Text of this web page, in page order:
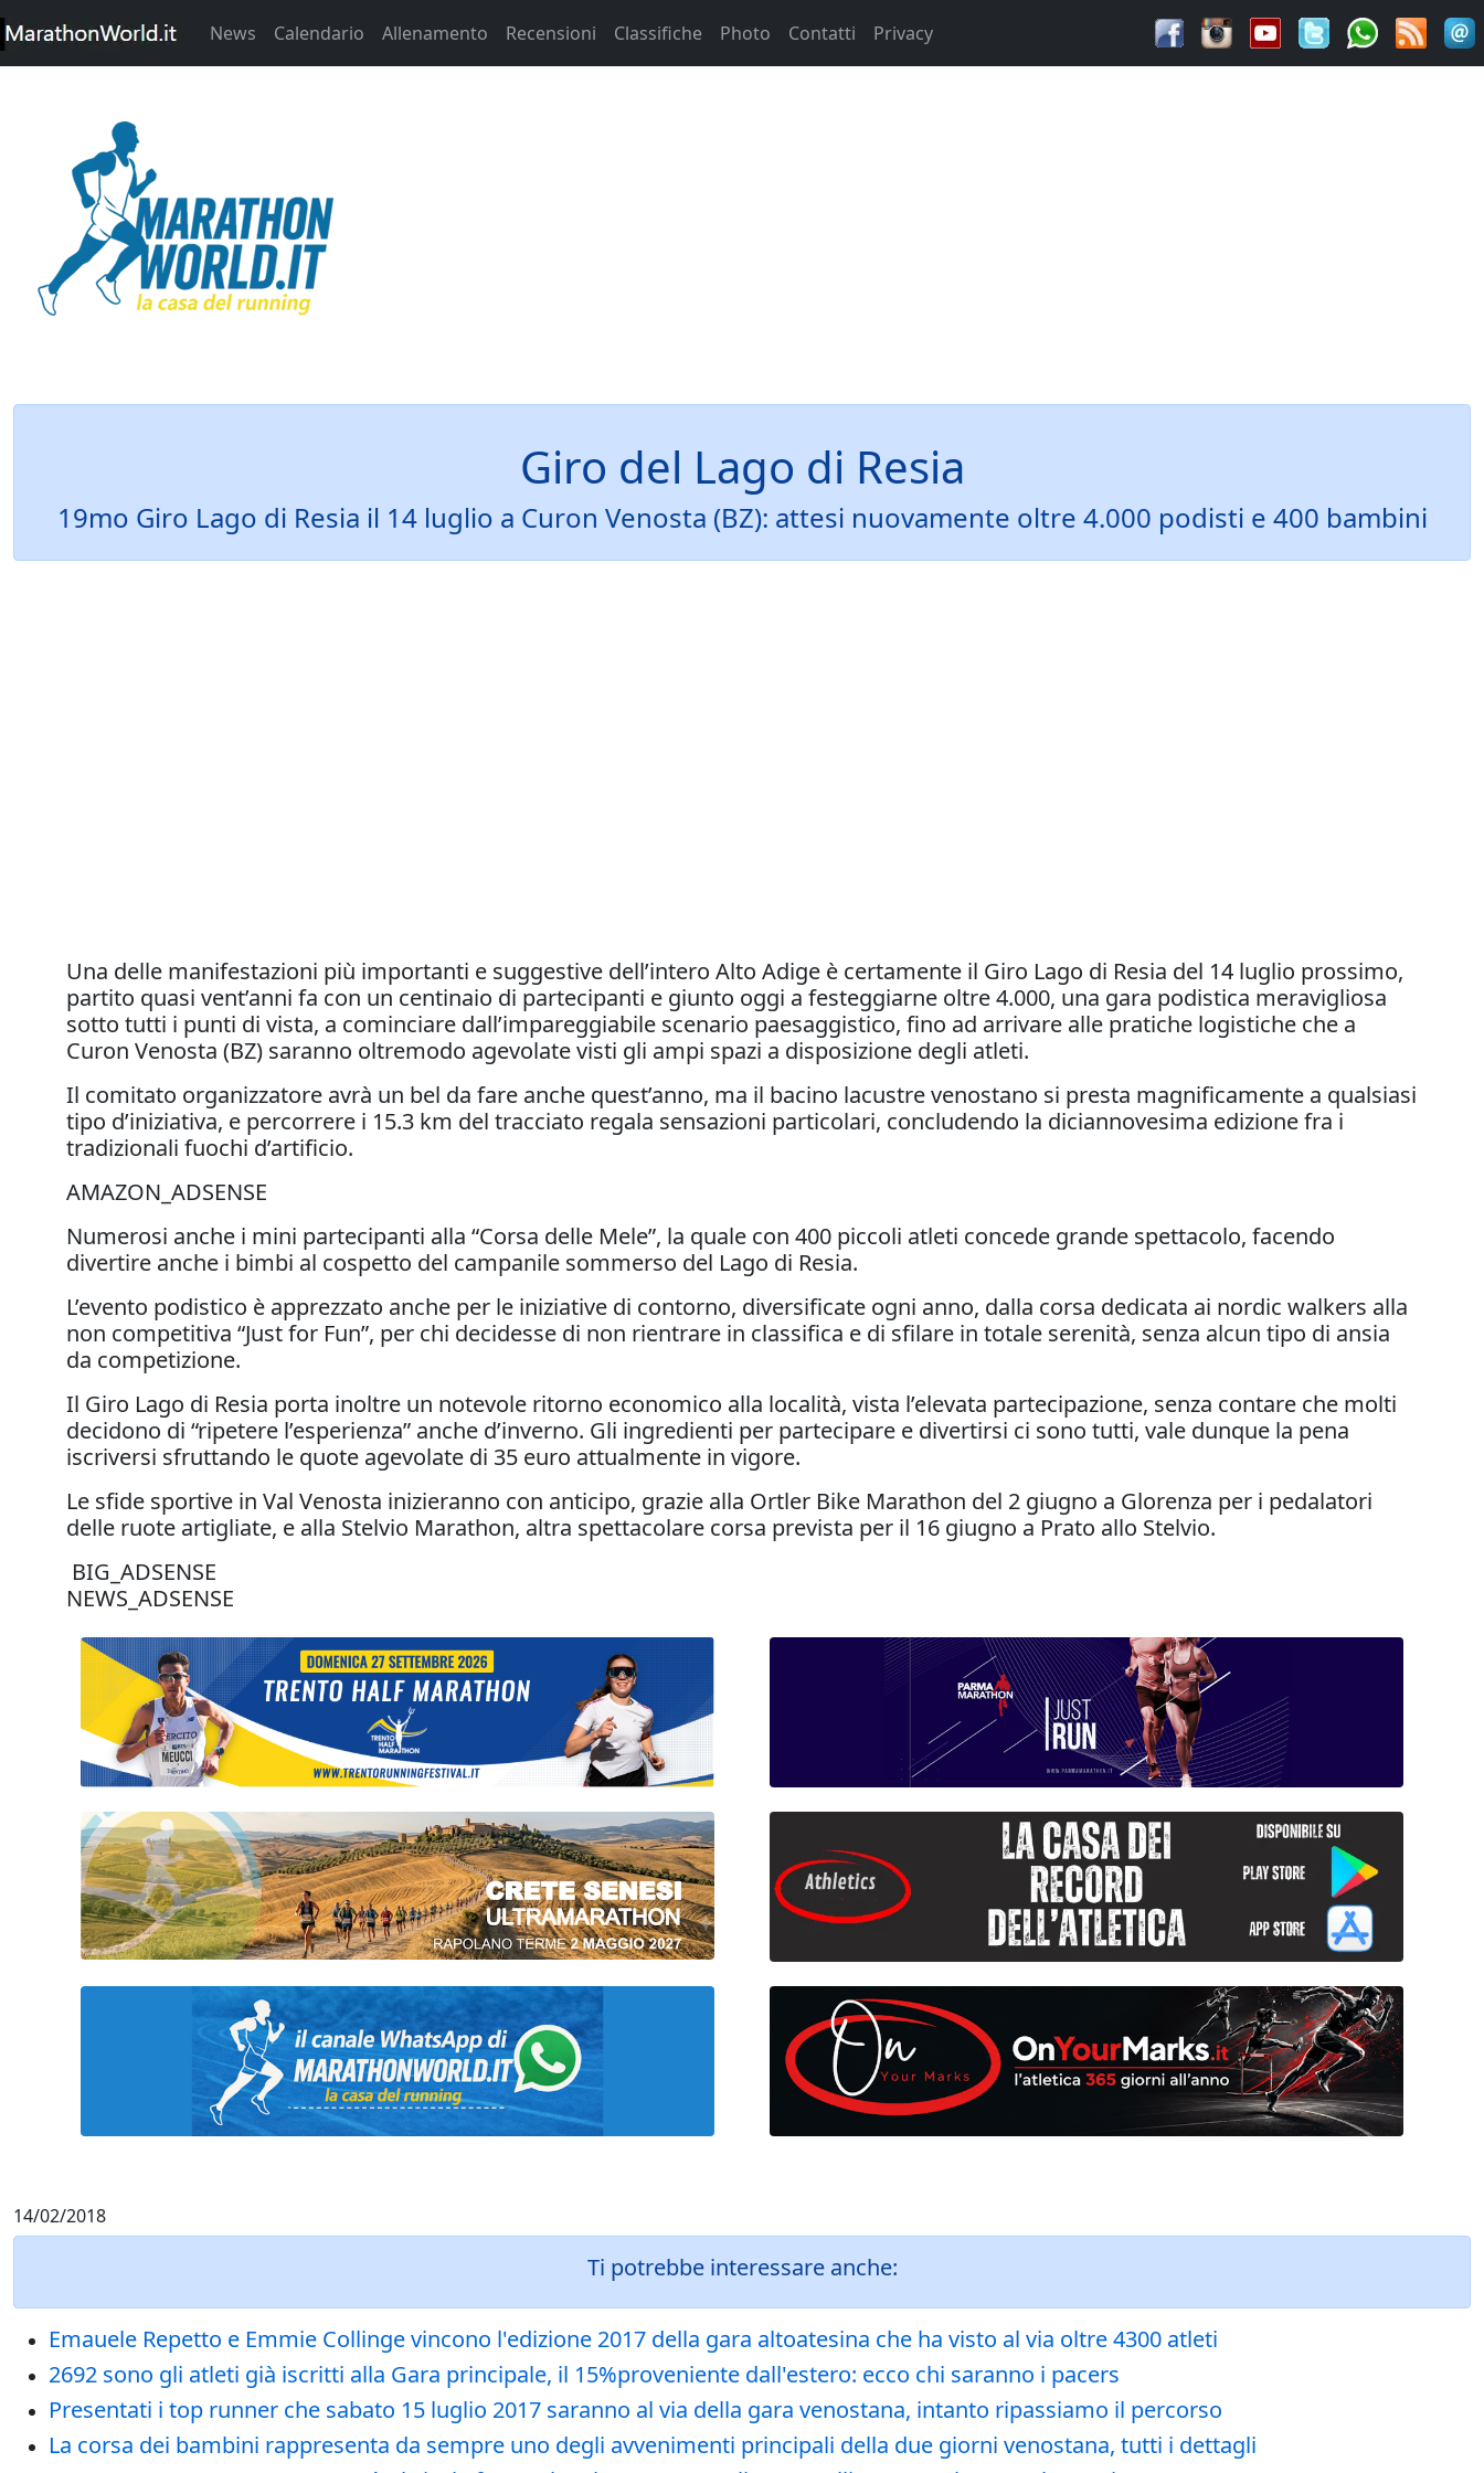
News Calendario Allenamento Recensioni Classifiche Photo Contatti Privacy
Giro del Lago di Resia
19mo Giro Lago di Resia il 14 luglio a Curon Venosta (BZ): attesi nuovamente oltre 4.000 podisti e 400 bambini
Una delle manifestazioni più importanti e suggestive dell’intero Alto Adige è certamente il Giro Lago di Resia del 14 luglio prossimo,
partito quasi vent’anni fa con un centinaio di partecipanti e giunto oggi a festeggiarne oltre 4.000, una gara podistica meravigliosa
sotto tutti i punti di vista, a cominciare dall’impareggiabile scenario paesaggistico, fino ad arrivare alle pratiche logistiche che a
Curon Venosta (BZ) saranno oltremodo agevolate visti gli ampi spazi a disposizione degli atleti.
Il comitato organizzatore avrà un bel da fare anche quest’anno, ma il bacino lacustre venostano si presta magnificamente a qualsiasi
tipo d’iniziativa, e percorrere i 15.3 km del tracciato regala sensazioni particolari, concludendo la diciannovesima edizione fra i
tradizionali fuochi d’artificio.
AMAZON_ADSENSE
Numerosi anche i mini partecipanti alla “Corsa delle Mele”, la quale con 400 piccoli atleti concede grande spettacolo, facendo
divertire anche i bimbi al cospetto del campanile sommerso del Lago di Resia.
L’evento podistico è apprezzato anche per le iniziative di contorno, diversificate ogni anno, dalla corsa dedicata ai nordic walkers alla
non competitiva “Just for Fun”, per chi decidesse di non rientrare in classifica e di sfilare in totale serenità, senza alcun tipo di ansia
da competizione.
Il Giro Lago di Resia porta inoltre un notevole ritorno economico alla località, vista l’elevata partecipazione, senza contare che molti
decidono di “ripetere l’esperienza” anche d’inverno. Gli ingredienti per partecipare e divertirsi ci sono tutti, vale dunque la pena
iscriversi sfruttando le quote agevolate di 35 euro attualmente in vigore.
Le sfide sportive in Val Venosta inizieranno con anticipo, grazie alla Ortler Bike Marathon del 2 giugno a Glorenza per i pedalatori
delle ruote artigliate, e alla Stelvio Marathon, altra spettacolare corsa prevista per il 16 giugno a Prato allo Stelvio.
BIG_ADSENSE
NEWS_ADSENSE
14/02/2018
Ti potrebbe interessare anche:
Emauele Repetto e Emmie Collinge vincono l'edizione 2017 della gara altoatesina che ha visto al via oltre 4300 atleti
2692 sono gli atleti già iscritti alla Gara principale, il 15%proveniente dall'estero: ecco chi saranno i pacers
Presentati i top runner che sabato 15 luglio 2017 saranno al via della gara venostana, intanto ripassiamo il percorso
La corsa dei bambini rappresenta da sempre uno degli avvenimenti principali della due giorni venostana, tutti i dettagli